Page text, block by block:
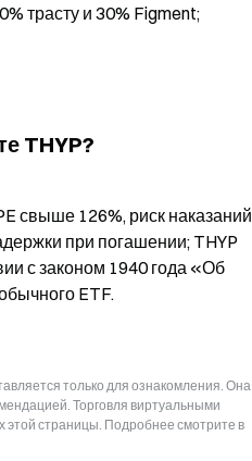
трасту и 30% Figment;
THYP?
свыше 126%, риск наказаний
при погашении; THYP
с законом 1940 года «Об
ETF.
только для ознакомления. Она
Торговля виртуальными
этой страницы. Подробнее смотрите в